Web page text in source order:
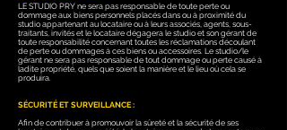
LE STUDIO PRY ne sera pas responsable de toute perte ou
dommage aux biens personnels placés dans ou à proximité du
studio appartenant au locataire ou à leurs associés, agents, sous-
traitants, invités et le locataire dégagera le studio et son gérant de
toute responsabilité concernant toutes les réclamations découlant
de perte ou dommages à ces biens ou accessoires. Le studio/le
gérant ne sera pas responsable de tout dommage ou perte causé à
ladite propriété, quels que soient la manière et le lieu où cela se
produira.
SÉCURITÉ ET SURVEILLANCE :
Afin de contribuer à promouvoir la sûreté et la sécurité de ses